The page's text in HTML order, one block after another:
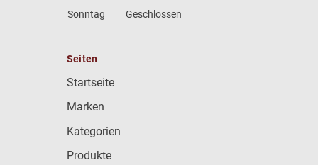
Sonntag
Geschlossen
Seiten
Startseite
Marken
Kategorien
Produkte